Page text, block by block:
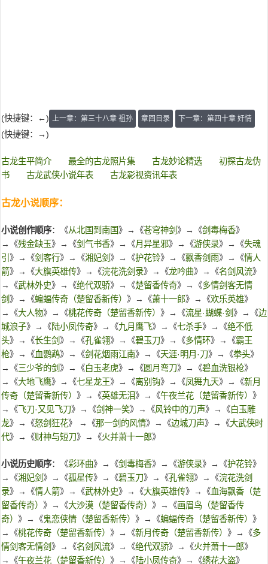
(快捷键：←) 上一章：第三十八章 祖孙 章回目录 下一章：第四十章 奸情
(快捷键：→)
古龙生平简介 最全的古龙照片集 古龙妙论精选
初探古龙伪
书
古龙武侠小说年表 古龙影视资讯年表
古龙小说顺序：
小说创作顺序：《从北国到南国》→《苍穹神剑 》→《剑毒梅香》
→《残金缺玉》→《剑气书香》→《月异星邪》→《游侠录》→《失魂
引 》→《剑客行》→《湘妃剑 》→《护花铃》→《飘香剑雨》→《情人
箭》→《大旗英雄传》→《浣花洗剑录》→《龙吟曲》→《名剑风流》
→《武林外史》→《绝代双骄》→《楚留香传奇》→《多情剑客无情
剑 》→《蝙蝠传奇（楚留香新传） 》→《萧十一郎》→《欢乐英雄》
→《大人物》→《桃花传奇（楚留香新传） 》→《流星·蝴蝶·剑 》→《边
城浪子》→《陆小凤传奇》→《九月鹰飞》→《七杀手》→《绝不低
头》→《长生剑 》→《孔雀翎》→《碧玉刀》→《多情环》→《霸王
枪》→《血鹦鹉》→《剑花烟雨江南》→《天涯·明月·刀》→《拳头》
→《三少爷的剑 》→《白玉老虎》→《 圆月弯刀》→《碧血洗银枪》
→《大地飞鹰》→《七星龙王》→《离别钩》→《凤舞九天》→《新月
传奇（楚留香新传） 》→《英雄无泪》→《午夜兰花（楚留香新传） 》
→《飞刀·又见飞刀》→《剑神一笑》→《风铃中的刀声》→《白玉雕
龙》→《怒剑狂花》 →《那一剑的风情》→《边城刀声》→《大武侠时
代》→《财神与短刀》→《火并萧十一郎》
小说历史顺序：《彩环曲》→《剑毒梅香》→《游侠录》→《护花铃》
→《湘妃剑 》→《孤星传》→《碧玉刀》→《孔雀翎》→《浣花洗剑
录》→《情人箭》→《武林外史》→《大旗英雄传》→《血海飘香（楚
留香传奇） 》→《大沙漠（楚留香传奇） 》→《画眉鸟（楚留香传
奇） 》→《鬼恋侠情（楚留香新传） 》→《蝙蝠传奇（楚留香新传） 》
→《桃花传奇（楚留香新传） 》→《新月传奇（楚留香新传） 》→《多
情剑客无情剑 》→《名剑风流》→《绝代双骄》→《火并萧十一郎》
→《午夜兰花（楚留香新传） 》→《陆小凤传奇》→《绣花大盗》